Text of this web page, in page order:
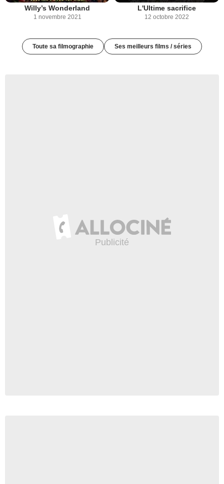
Willy’s Wonderland
1 novembre 2021
L'Ultime sacrifice
12 octobre 2022
Toute sa filmographie Ses meilleurs films / séries